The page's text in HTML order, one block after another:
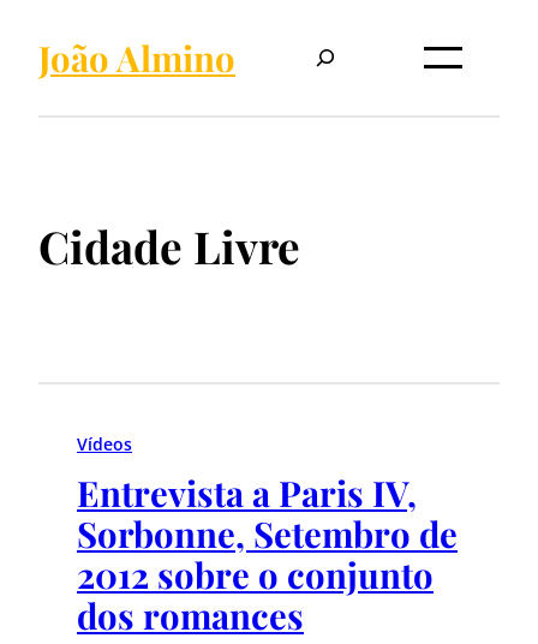
João Almino
Cidade Livre
Vídeos
Entrevista a Paris IV,
Sorbonne, Setembro de
2012 sobre o conjunto
dos romances